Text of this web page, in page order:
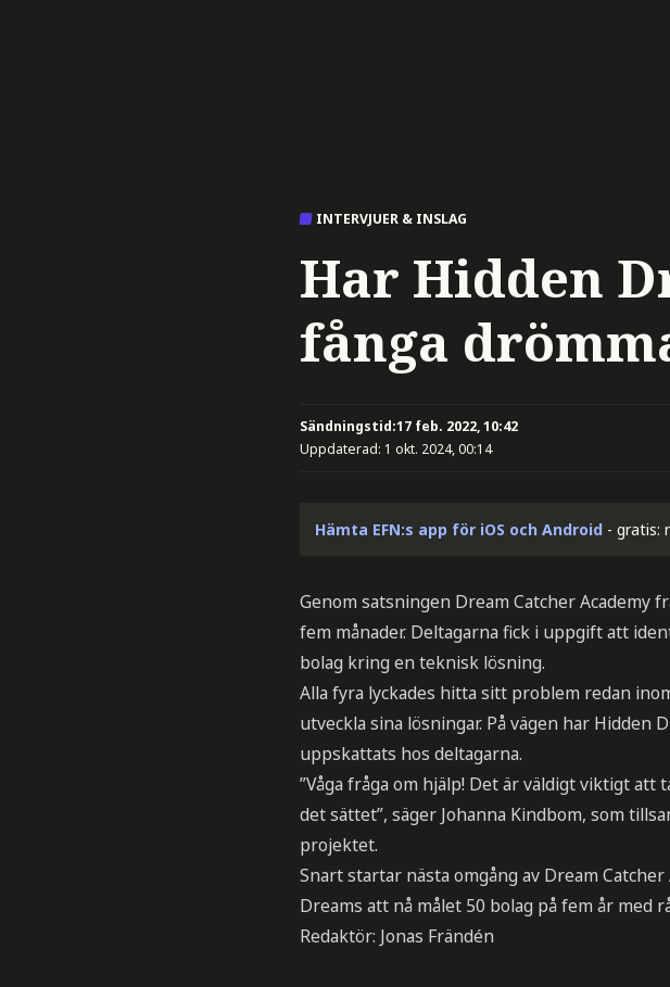
INTERVJUER & INSLAG
Har Hidden
fånga
Sändningstid:17 feb. 2022, 10:42
Uppdaterad: 1 okt. 2024, 00:14
Hämta EFN:s app för iOS och Android - gratis:
Genom satsningen Dream Catcher Academy
fem månader. Deltagarna fick i uppgift att
bolag kring en teknisk lösning.
Alla fyra lyckades hitta sitt problem redan
utveckla sina lösningar. På vägen har
uppskattats hos deltagarna.
”Våga fråga om hjälp! Det är väldigt viktigt
det sättet”, säger Johanna Kindbom, som
projektet.
Snart startar nästa omgång av Dream
Dreams att nå målet 50 bolag på fem år med
Redaktör: Jonas Frändén